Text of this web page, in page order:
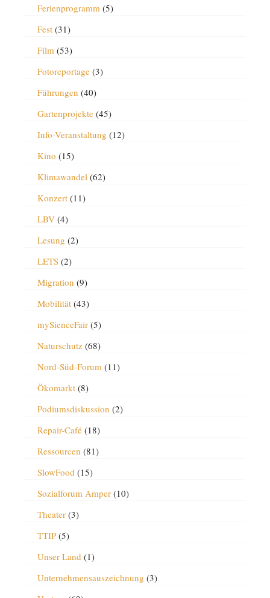
Ferienprogramm(5)
Fest(31)
Film(53)
Fotoreportage(3)
Führungen (40)
Gartenprojekte(45)
Info-Veranstaltung (12)
Kino (15)
Klimawandel(62)
Konzert(11)
LBV(4)
Lesung (2)
LETS(2)
Migration (9)
Mobilität(43)
mySienceFair(5)
Naturschutz(68)
Nord-Süd-Forum(11)
Ökomarkt(8)
Podiumsdiskussion (2)
Repair-Café(18)
Ressourcen (81)
SlowFood (15)
Sozialforum Amper(10)
Theater(3)
TTIP(5)
Unser Land (1)
Unternehmensauszeichnung (3)